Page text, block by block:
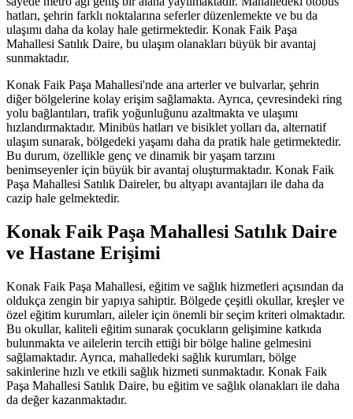
hatları, şehrin farklı noktalarına seferler düzenlemekte ve bu da
ulaşımı daha da kolay hale getirmektedir. Konak Faik Paşa
Mahallesi Satılık Daire, bu ulaşım olanakları büyük bir avantaj
sunmaktadır.
Konak Faik Paşa Mahallesi'nde ana arterler ve bulvarlar, şehrin
diğer bölgelerine kolay erişim sağlamakta. Ayrıca, çevresindeki ring
yolu bağlantıları, trafik yoğunluğunu azaltmakta ve ulaşımı
hızlandırmaktadır. Minibüs hatları ve bisiklet yolları da, alternatif
ulaşım sunarak, bölgedeki yaşamı daha da pratik hale getirmektedir.
Bu durum, özellikle genç ve dinamik bir yaşam tarzını
benimseyenler için büyük bir avantaj oluşturmaktadır. Konak Faik
Paşa Mahallesi Satılık Daireler, bu altyapı avantajları ile daha da
cazip hale gelmektedir.
Konak Faik Paşa Mahallesi Satılık Daire
ve Hastane Erişimi
Konak Faik Paşa Mahallesi, eğitim ve sağlık hizmetleri açısından da
oldukça zengin bir yapıya sahiptir. Bölgede çeşitli okullar, kreşler ve
özel eğitim kurumları, aileler için önemli bir seçim kriteri olmaktadır.
Bu okullar, kaliteli eğitim sunarak çocukların gelişimine katkıda
bulunmakta ve ailelerin tercih ettiği bir bölge haline gelmesini
sağlamaktadır. Ayrıca, mahalledeki sağlık kurumları, bölge
sakinlerine hızlı ve etkili sağlık hizmeti sunmaktadır. Konak Faik
Paşa Mahallesi Satılık Daire, bu eğitim ve sağlık olanakları ile daha
da değer kazanmaktadır.